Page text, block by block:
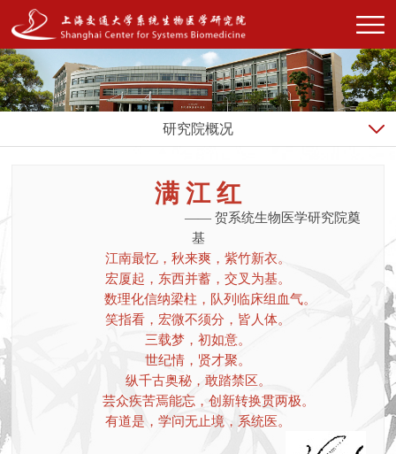
研究院概况
满 江 红
—— 贺系统生物医学研究院奠
基
江南最忆，秋来爽，紫竹新衣。
宏厦起，东西并蓄，交叉为基。
数理化信纳梁柱，队列临床组血气。
笑指看，宏微不须分，皆人体。
三载梦，初如意。
世纪情，贤才聚。
纵千古奥秘，敢踏禁区。
芸众疾苦焉能忘，创新转换贯两极。
有道是，学问无止境，系统医。